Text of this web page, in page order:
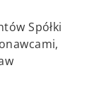
Spółki